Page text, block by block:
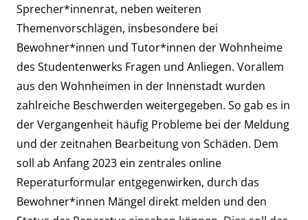
Sprecher*innenrat, neben weiteren
Themenvorschlägen, insbesondere bei
Bewohner*innen und Tutor*innen der Wohnheime
des Studentenwerks Fragen und Anliegen. Vorallem
aus den Wohnheimen in der Innenstadt wurden
zahlreiche Beschwerden weitergegeben. So gab es in
der Vergangenheit häufig Probleme bei der Meldung
und der zeitnahen Bearbeitung von Schäden. Dem
soll ab Anfang 2023 ein zentrales online
Reperaturformular entgegenwirken, durch das
Bewohner*innen Mängel direkt melden und den